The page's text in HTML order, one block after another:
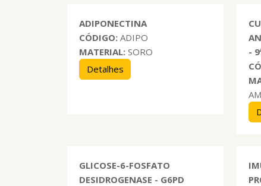
ADIPONECTINA
CÓDIGO:ADIPO
MATERIAL: SORO
Detalhes
-
GLICOSE-6-FOSFATO
DESIDROGENASE - G6PD